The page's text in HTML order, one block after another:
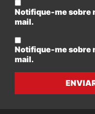
Notifique-me sobre
mail.
Notifique-me sobre
mail.